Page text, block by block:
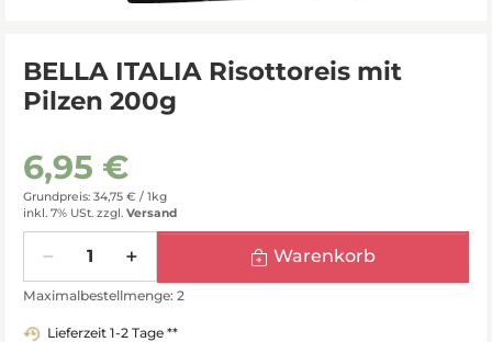
BELLA ITALIA Risottoreis mit
Pilzen 200g
6,95 €
Grundpreis: 34,75 € / 1kg
inkl. 7% USt. zzgl. Versand
Warenkorb
Maximalbestellmenge: 2
Lieferzeit 1-2 Tage **